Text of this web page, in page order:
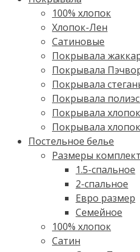
100% хлопок
Хлопок-Лен
Сатиновые
Покрывала
Покрывала
Покрывала
Покрывала
Покрывала
Покрывала
Постельное белье
Размеры
1.5-спальное
2-спальное
Евро размер
Семейное
100% хлопок
Cатин